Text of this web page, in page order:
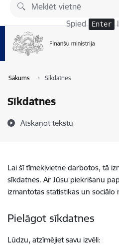
Pāriet uz lapas saturu
Spied Enter
Sākums Sīkdatnes
Sīkdatnes
Atskaņot tekstu
Lai šī tīmekļvietne darbotos, tā
sīkdatnes. Ar Jūsu piekrišanu
izmantotas statistikas un sociālo
Pielāgot sīkdatnes
Lūdzu, atzīmējiet savu izvēli: